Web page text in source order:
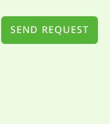
SEND REQUEST